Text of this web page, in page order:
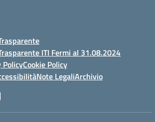
ITI Fermi al 31.08.2024
PolicyCookie Policy
Note LegaliArchivio